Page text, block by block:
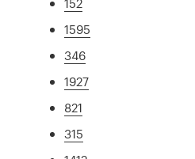
1595
346
1927
821
315